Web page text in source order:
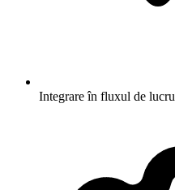
Integrare în fluxul de lucru